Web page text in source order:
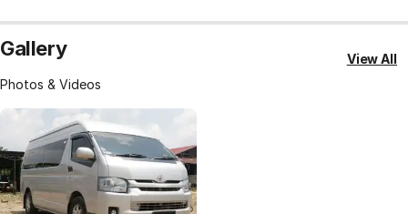
Gallery
Photos & Videos
View All